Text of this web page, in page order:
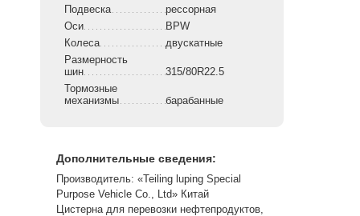
Подвеска
рессорная
Оси
BPW
Колеса
двускатные
Размерность
шин
315/80R22.5
Тормозные
механизмы
барабанные
Дополнительные сведения:
Производитель: «Teiling luping Special
Purpose Vehicle Co., Ltd» Китай
Цистерна для перевозки нефтепродуктов,